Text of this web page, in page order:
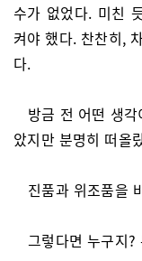
수가 없었다. 미친
켜야 했다. 찬찬히,
다.
방금 전 어떤 생
았지만 분명히 떠올
진품과 위조품을
그렇다면 누구지?